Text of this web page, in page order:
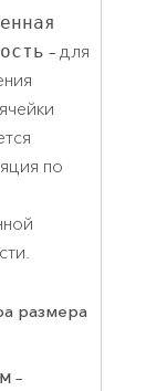
– для
по
размера
–